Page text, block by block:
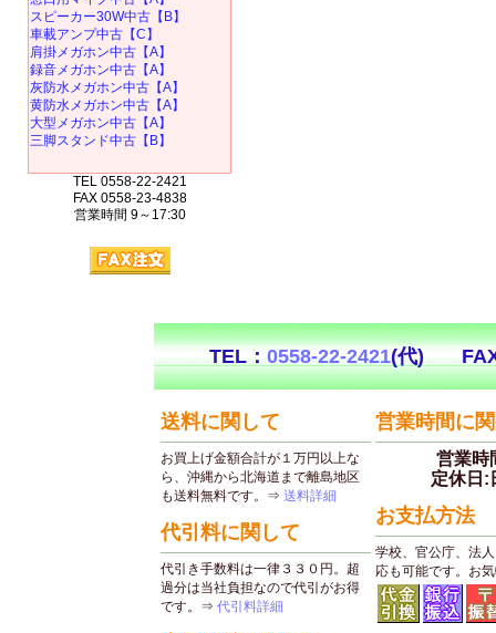
スピーカー30W中古【B】
車載アンプ中古【C】
肩掛メガホン中古【A】
録音メガホン中古【A】
灰防水メガホン中古【A】
黄防水メガホン中古【A】
大型メガホン中古【A】
三脚スタンド中古【B】
TEL 0558-22-2421
FAX 0558-23-4838
営業時間 9～17:30